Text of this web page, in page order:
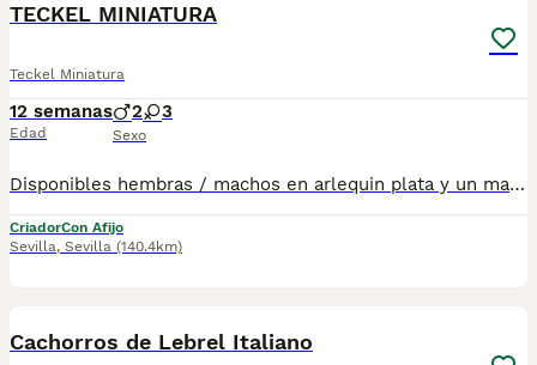
TECKEL MINIATURA
Teckel Miniatura
12 semanas
Edad
2 3
Sexo
Disponibles hembras / machos en arlequin plata y un macho negro fuego. Se entregan con su documentación al día , posibilidad de envio a la peninsula . Más información llamadas o whatsapp 673 011 600 Macho negro fuego 550 Arlequines plata machos 790 y hembra 890€
CriadorCon Afijo
Sevilla, Sevilla (140.4km)
Cachorros de Lebrel Italiano